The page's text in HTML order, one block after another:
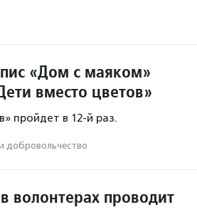
«Дом с маяком»
вместо цветов»
пройдет в 12-й раз.
доброволь­чест­во
волонтерах проводит